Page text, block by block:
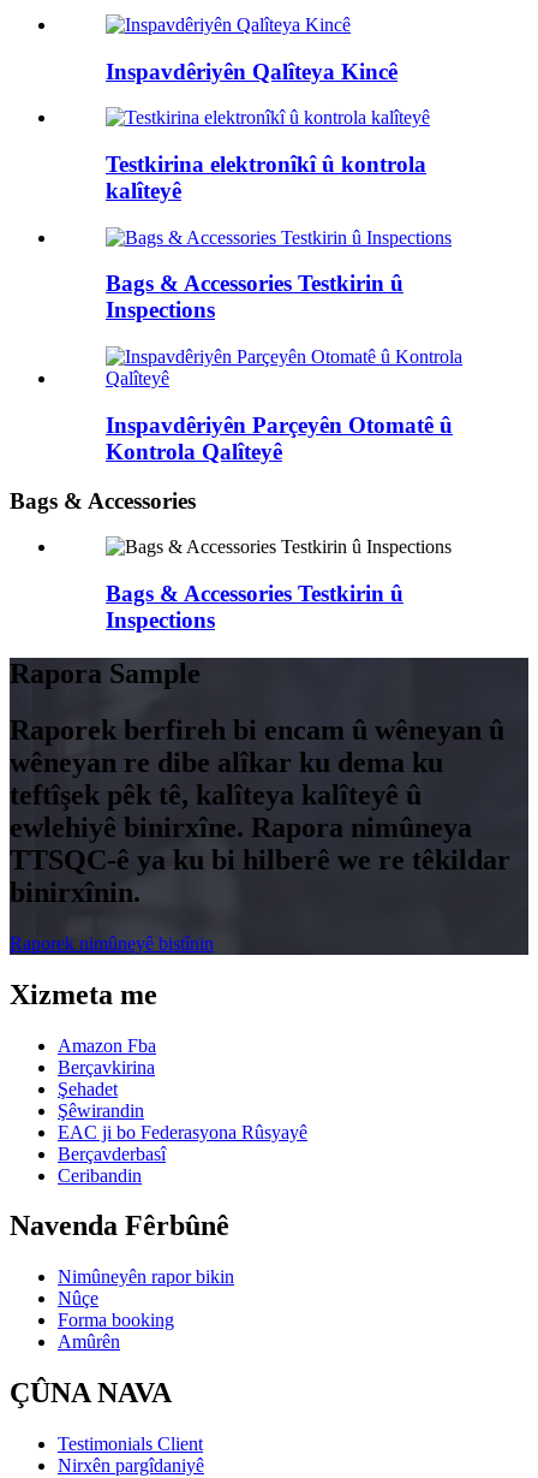
Inspavdêriyên Qalîteya Kincê
Testkirina elektronîkî û kontrola
kalîteyê
Bags & Accessories Testkirin û
Inspections
Inspavdêriyên Parçeyên Otomatê û
Kontrola Qalîteyê
Bags & Accessories
Bags & Accessories Testkirin û
Inspections
Rapora Sample
Raporek berfireh bi encam û wêneyan û
wêneyan re dibe alîkar ku dema ku
teftîşek pêk tê, kalîteya kalîteyê û
ewlehiyê binirxîne. Rapora nimûneya
TTSQC-ê ya ku bi hilberê we re têkildar
binirxînin.
Raporek nimûneyê bistînin
Xizmeta me
Amazon Fba
Berçavkirina
Şehadet
Şêwirandin
EAC ji bo Federasyona Rûsyayê
Berçavderbasî
Ceribandin
Navenda Fêrbûnê
Nimûneyên rapor bikin
Nûçe
Forma booking
Amûrên
ÇÛNA NAVA
Testimonials Client
Nirxên pargîdaniyê